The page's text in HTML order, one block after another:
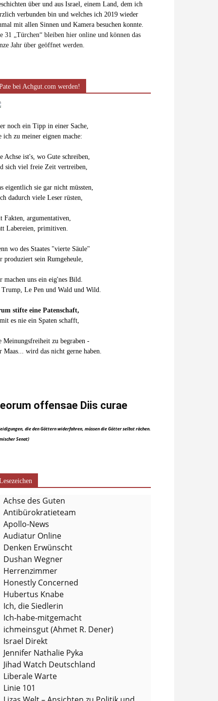
über und aus Israel, einem Land, dem ich
verbunden bin und welches ich 2019 wieder
mit allen Sinnen und Kamera besuchen konnte.
31 „Türchen“ bleiben hier online und können das
Jahr über geöffnet werden.
bei Achgut.com werden!
noch ein Tipp in einer Sache,
ich zu meiner eignen mache:
Achse ist's, wo Gute schreiben,
sich viel freie Zeit vertreiben,
eigentlich sie gar nicht müssten,
dadurch viele Leser rüsten,
Fakten, argumentativen,
Labereien, primitiven.
wo des Staates "vierte Säule"
produziert sein Rumgeheule,
machen uns ein eig'nes Bild.
Trump, Le Pen und Wald und Wild.
stifte eine Patenschaft,
es nie ein Spaten schafft,
Meinungsfreiheit zu begraben -
Maas... wird das nicht gerne haben.
offensae Diis curae
die den Göttern widerfahren, müssen die Götter selbst rächen.
Senat)
Achse des Guten
Antibürokratieteam
Apollo-News
Audiatur Online
Denken Erwünscht
Dushan Wegner
Herrenzimmer
Honestly Concerned
Hubertus Knabe
Ich, die Siedlerin
Ich-habe-mitgemacht
ichmeinsgut (Ahmet R. Dener)
Israel Direkt
Jennifer Nathalie Pyka
Jihad Watch Deutschland
Liberale Warte
Linie 101